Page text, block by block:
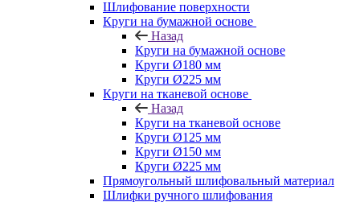
Шлифование поверхности
Круги на бумажной основе
Назад
Круги на бумажной основе
Круги Ø180 мм
Круги Ø225 мм
Круги на тканевой основе
Назад
Круги на тканевой основе
Круги Ø125 мм
Круги Ø150 мм
Круги Ø225 мм
Прямоугольный шлифовальный материал
Шлифки ручного шлифования